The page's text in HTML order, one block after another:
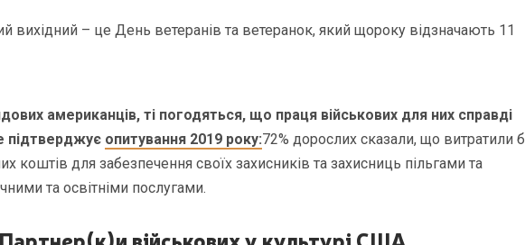
– це День ветеранів та ветеранок, який щороку відзначають 11
американців, ті погодяться, що праця військових для них справді
опитування 2019 року:72% дорослих сказали, що витратили б
коштів для забезпечення своїх захисників та захисниць пільгами та
та освітніми послугами.
військових у культурі США